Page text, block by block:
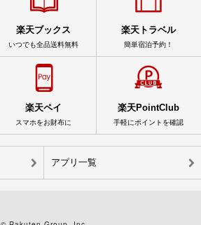
楽天ブックス
いつでも全品送料無料
楽天トラベル
簡単宿泊予約！
楽天ペイ
スマホをお財布に
楽天PointClub
手軽にポイントを確認
アプリ一覧